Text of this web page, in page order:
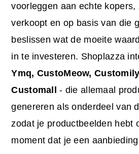
voorleggen aan echte kopers,
verkoopt en op basis van die
beslissen wat de moeite
in te investeren. Shoplazza
Ymq, CustoMeow,
Customall- die allemaal
genereren als onderdeel van
zodat je productbeelden hebt
moment dat je een